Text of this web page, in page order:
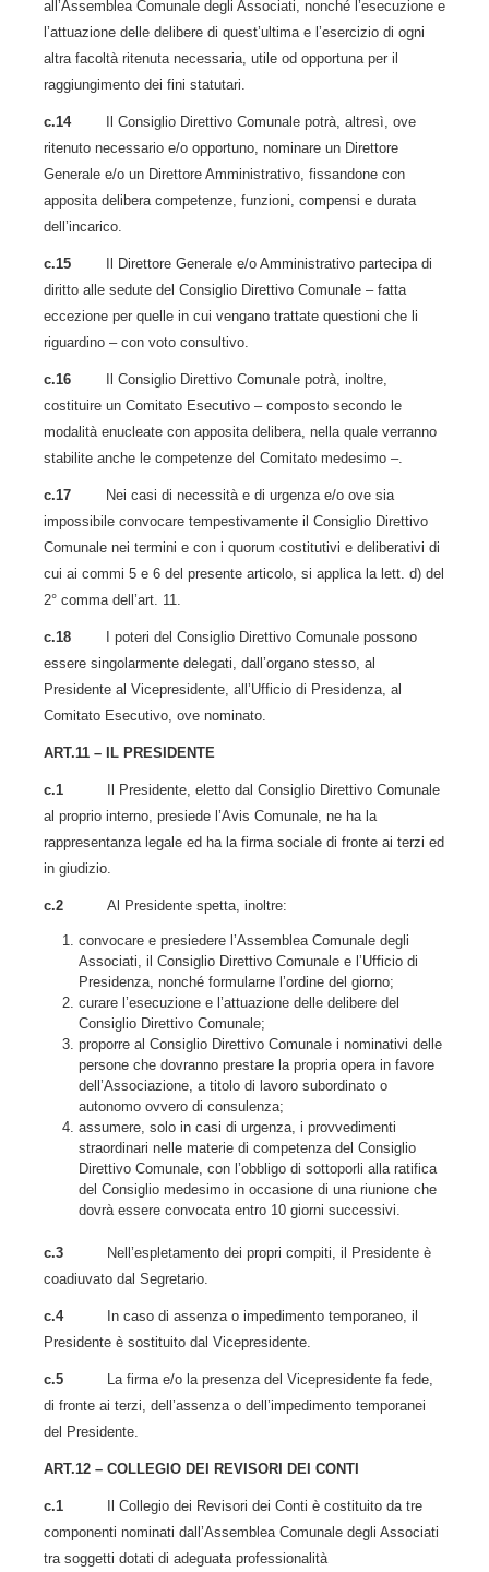
all’Assemblea Comunale degli Associati, nonché l’esecuzione e
l’attuazione delle delibere di quest’ultima e l’esercizio di ogni
altra facoltà ritenuta necessaria, utile od opportuna per il
raggiungimento dei fini statutari.
c.14
Il Consiglio Direttivo Comunale potrà, altresì, ove
ritenuto necessario e/o opportuno, nominare un Direttore
Generale e/o un Direttore Amministrativo, fissandone con
apposita delibera competenze, funzioni, compensi e durata
dell’incarico.
c.15
Il Direttore Generale e/o Amministrativo partecipa di
diritto alle sedute del Consiglio Direttivo Comunale – fatta
eccezione per quelle in cui vengano trattate questioni che li
riguardino – con voto consultivo.
c.16
Il Consiglio Direttivo Comunale potrà, inoltre,
costituire un Comitato Esecutivo – composto secondo le
modalità enucleate con apposita delibera, nella quale verranno
stabilite anche le competenze del Comitato medesimo –.
c.17
Nei casi di necessità e di urgenza e/o ove sia
impossibile convocare tempestivamente il Consiglio Direttivo
Comunale nei termini e con i quorum costitutivi e deliberativi di
cui ai commi 5 e 6 del presente articolo, si applica la lett. d) del
2° comma dell’art. 11.
c.18
I poteri del Consiglio Direttivo Comunale possono
essere singolarmente delegati, dall’organo stesso, al
Presidente al Vicepresidente, all’Ufficio di Presidenza, al
Comitato Esecutivo, ove nominato.
ART.11 – IL PRESIDENTE
c.1
Il Presidente, eletto dal Consiglio Direttivo Comunale
al proprio interno, presiede l’Avis Comunale, ne ha la
rappresentanza legale ed ha la firma sociale di fronte ai terzi ed
in giudizio.
c.2 Al Presidente spetta, inoltre:
convocare e presiedere l’Assemblea Comunale degli
Associati, il Consiglio Direttivo Comunale e l’Ufficio di
Presidenza, nonché formularne l’ordine del giorno;
curare l’esecuzione e l’attuazione delle delibere del
Consiglio Direttivo Comunale;
proporre al Consiglio Direttivo Comunale i nominativi delle
persone che dovranno prestare la propria opera in favore
dell’Associazione, a titolo di lavoro subordinato o
autonomo ovvero di consulenza;
assumere, solo in casi di urgenza, i provvedimenti
straordinari nelle materie di competenza del Consiglio
Direttivo Comunale, con l’obbligo di sottoporli alla ratifica
del Consiglio medesimo in occasione di una riunione che
dovrà essere convocata entro 10 giorni successivi.
c.3
Nell’espletamento dei propri compiti, il Presidente è
coadiuvato dal Segretario.
c.4
In caso di assenza o impedimento temporaneo, il
Presidente è sostituito dal Vicepresidente.
c.5
La firma e/o la presenza del Vicepresidente fa fede,
di fronte ai terzi, dell’assenza o dell’impedimento temporanei
del Presidente.
ART.12 – COLLEGIO DEI REVISORI DEI CONTI
c.1 Il Collegio dei Revisori dei Conti è costituito da tre
componenti nominati dall’Assemblea Comunale degli Associati
tra soggetti dotati di adeguata professionalità